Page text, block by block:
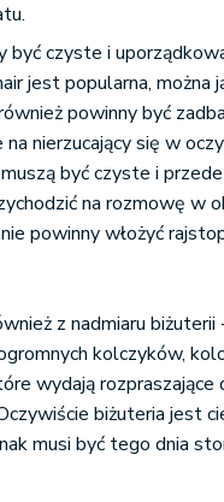
być czyste i
jest popularna, można
powinny być
nierzucający się w
być czyste i
na rozmowę w
powinny włożyć
z nadmiaru biżuterii
kolczyków,
wydają rozpraszające
biżuteria jest
musi być tego dnia